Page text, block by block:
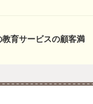
教育サービスの顧客満